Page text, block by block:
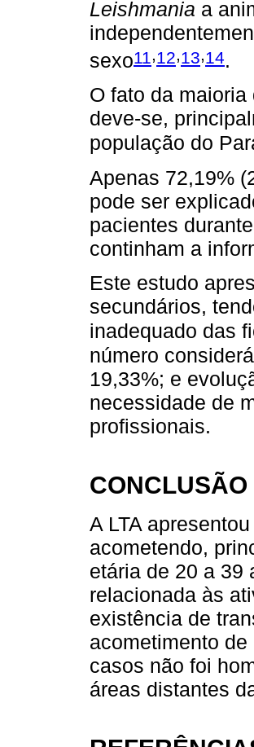
Leishmania a
sexo11,12,13,14.
O fato da
deve-se,
população do
Apenas 72,19%
pode ser
pacientes
continham a
Este estudo
secundários,
inadequado das
número
19,33%; e
necessidade de
profissionais.
CONCLUSÃO
A LTA
acometendo,
etária de 20 a 39
relacionada às
existência de
acometimento
casos não foi
áreas distantes